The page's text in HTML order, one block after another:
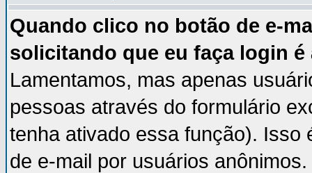
Quando clico no botão de e-
solicitando que eu faça login é
Lamentamos, mas apenas
pessoas através do formulário
tenha ativado essa função). Isso
de e-mail por usuários anônimos.